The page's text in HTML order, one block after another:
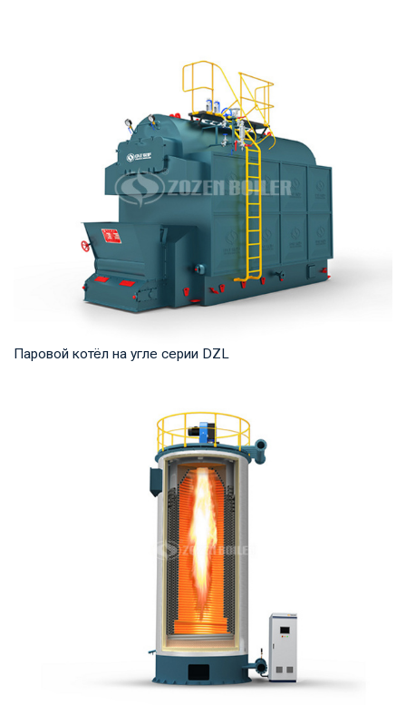
мощность продукта: 1,4 -14 МВт Температур...
Паровой котёл на угле серии DZL
продукта: 2–20 т/ч Температура на выходе: ...